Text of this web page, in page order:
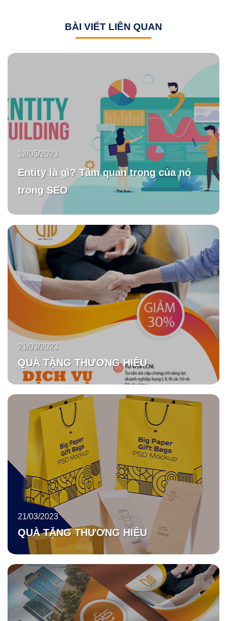
BÀI VIẾT LIÊN QUAN
Entity là gì? Tầm quan trọng của nó
trong SEO
12/05/2023
QUÀ TẶNG THƯƠNG HIỆU
21/03/2023
QUÀ TẶNG THƯƠNG HIỆU
21/03/2023